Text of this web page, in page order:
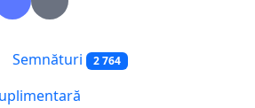
Semnături 2 764